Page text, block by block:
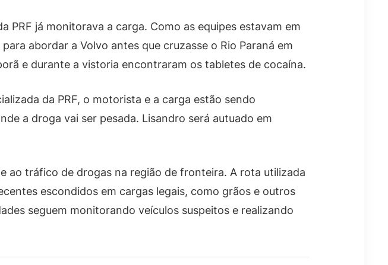
PRF já monitorava a carga. Como as equipes estavam em
abordar a Volvo antes que cruzasse o Rio Paraná em
e durante a vistoria encontraram os tabletes de cocaína.
da PRF, o motorista e a carga estão sendo
a droga vai ser pesada. Lisandro será autuado em
ao tráfico de drogas na região de fronteira. A rota utilizada
escondidos em cargas legais, como grãos e outros
seguem monitorando veículos suspeitos e realizando